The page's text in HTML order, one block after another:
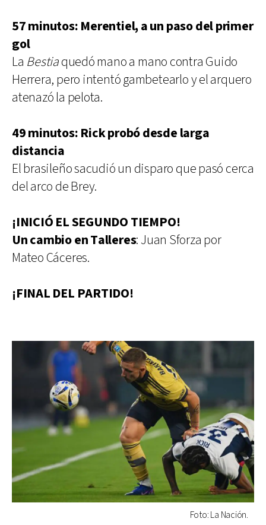
57 minutos: Merentiel, a un paso del primer
gol
La Bestiaquedó mano a mano contra Guido
Herrera, pero intentó gambetearlo y el arquero
atenazó la pelota.
49 minutos: Rick probó desde larga
distancia
El brasileño sacudió un disparo que pasó cerca
del arco de Brey.
¡INICIÓ EL SEGUNDO TIEMPO!
Un cambio en Talleres: Juan Sforza por
Mateo Cáceres.
¡FINAL DEL PARTIDO!
Foto: La Nación.